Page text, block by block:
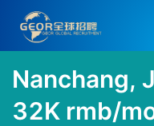
Nanchang,
32K rmb/